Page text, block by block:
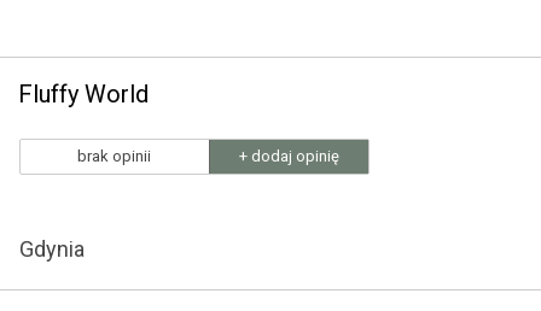
Fluffy World
brak opinii + dodaj opinię
Gdynia